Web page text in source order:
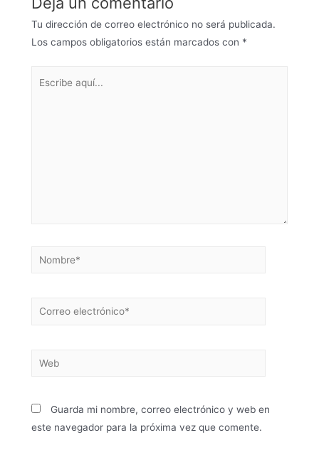
Tu dirección de correo electrónico no será publicada.
Los campos obligatorios están marcados con *
Guarda mi nombre, correo electrónico y web en
este navegador para la próxima vez que comente.